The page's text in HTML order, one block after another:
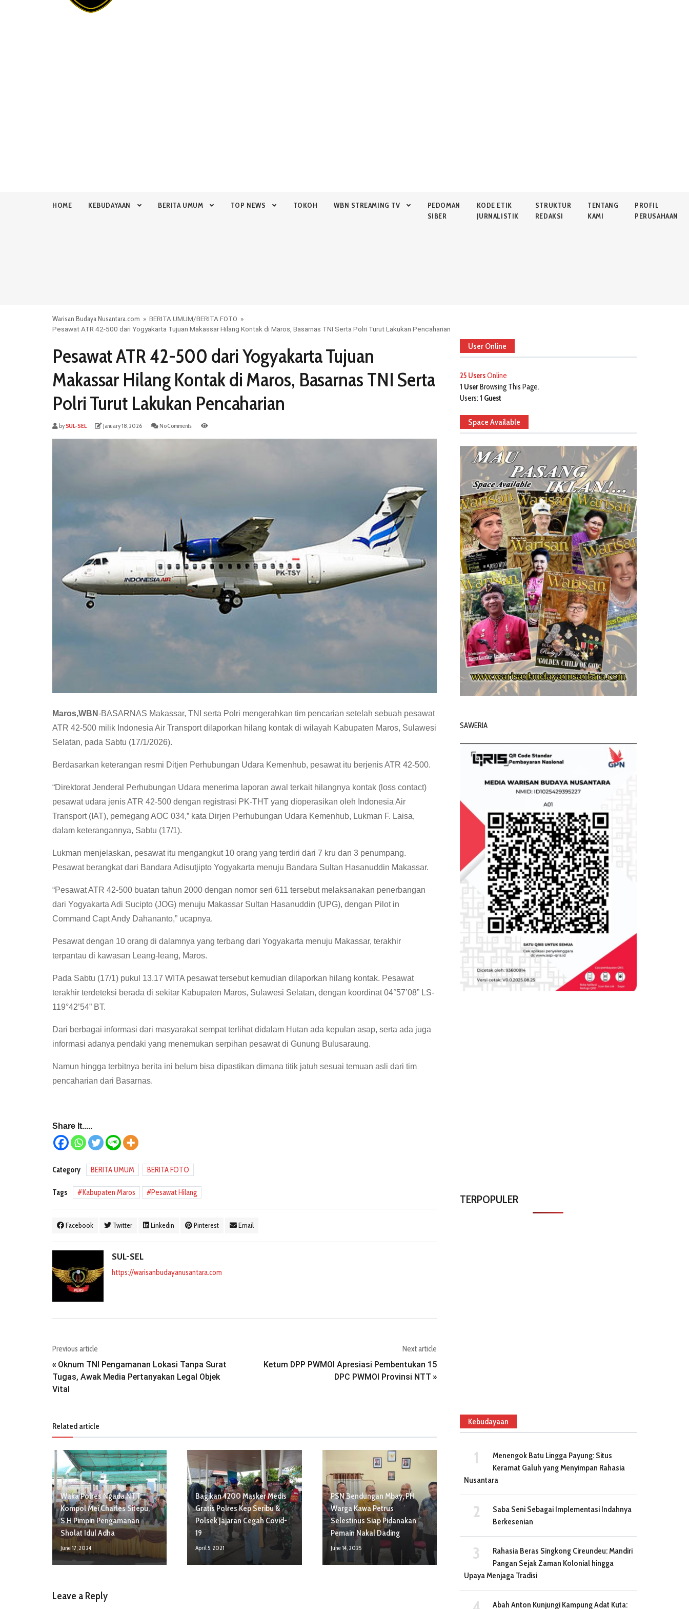
HOME KEBUDAYAAN BERITA UMUM TOP NEWS TOKOH WBN STREAMING TV
PEDOMAN
SIBER
KODE ETIK
JURNALISTIK
STRUKTUR
REDAKSI
TENTANG
KAMI
PROFIL
PERUSAHAAN
Warisan Budaya Nusantara.com » BERITA UMUM/BERITA FOTO »
Pesawat ATR 42-500 dari Yogyakarta Tujuan Makassar Hilang Kontak di Maros, Basarnas TNI Serta Polri Turut Lakukan Pencaharian
Pesawat ATR 42-500 dari Yogyakarta Tujuan
Makassar Hilang Kontak di Maros, Basarnas TNI Serta
Polri Turut Lakukan Pencaharian
bySUL-SEL January 18, 2026 No Comments
Maros,WBN-BASARNAS Makassar, TNI serta Polri mengerahkan tim pencarian setelah sebuah pesawat
ATR 42-500 milik Indonesia Air Transport dilaporkan hilang kontak di wilayah Kabupaten Maros, Sulawesi
Selatan, pada Sabtu (17/1/2026).
Berdasarkan keterangan resmi Ditjen Perhubungan Udara Kemenhub, pesawat itu berjenis ATR 42-500.
“Direktorat Jenderal Perhubungan Udara menerima laporan awal terkait hilangnya kontak (loss contact)
pesawat udara jenis ATR 42-500 dengan registrasi PK-THT yang dioperasikan oleh Indonesia Air
Transport (IAT), pemegang AOC 034,” kata Dirjen Perhubungan Udara Kemenhub, Lukman F. Laisa,
dalam keterangannya, Sabtu (17/1).
Lukman menjelaskan, pesawat itu mengangkut 10 orang yang terdiri dari 7 kru dan 3 penumpang.
Pesawat berangkat dari Bandara Adisutjipto Yogyakarta menuju Bandara Sultan Hasanuddin Makassar.
“Pesawat ATR 42-500 buatan tahun 2000 dengan nomor seri 611 tersebut melaksanakan penerbangan
dari Yogyakarta Adi Sucipto (JOG) menuju Makassar Sultan Hasanuddin (UPG), dengan Pilot in
Command Capt Andy Dahananto,” ucapnya.
Pesawat dengan 10 orang di dalamnya yang terbang dari Yogyakarta menuju Makassar, terakhir
terpantau di kawasan Leang-leang, Maros.
Pada Sabtu (17/1) pukul 13.17 WITA pesawat tersebut kemudian dilaporkan hilang kontak. Pesawat
terakhir terdeteksi berada di sekitar Kabupaten Maros, Sulawesi Selatan, dengan koordinat 04°57’08” LS-
119°42’54” BT.
Dari berbagai informasi dari masyarakat sempat terlihat didalam Hutan ada kepulan asap, serta ada juga
informasi adanya pendaki yang menemukan serpihan pesawat di Gunung Bulusaraung.
Namun hingga terbitnya berita ini belum bisa dipastikan dimana titik jatuh sesuai temuan asli dari tim
pencaharian dari Basarnas.
Share It.....
Category BERITA UMUM BERITA FOTO
Tags Kabupaten Maros Pesawat Hilang
Facebook Twitter Linkedin Pinterest Email
SUL-SEL
https://warisanbudayanusantara.com
Previous article
« Oknum TNI Pengamanan Lokasi Tanpa Surat
Tugas, Awak Media Pertanyakan Legal Objek
Vital
Next article
Ketum DPP PWMOI Apresiasi Pembentukan 15
DPC PWMOI Provinsi NTT »
Related article
Waka Polres Ngada NTT,
Kompol Mei Charles Sitepu,
S.H Pimpin Pengamanan
Sholat Idul Adha
June 17, 2024
Bagikan 4200 Masker Medis
Gratis Polres Kep Seribu &
Polsek Jajaran Cegah Covid-
19
April 5, 2021
PSN Bendungan Mbay, PH
Warga Kawa Petrus
Selestinus Siap Pidanakan
Pemain Nakal Dading
June 14, 2025
Viral..! Pekerja SPPG MBG di
Gowa Dipecat Secara
Diskriminasi Hingga Dapat
February 15, 2026
Kepala UPTD SPNF SKB
May 22, 2023
Leave a Reply
User Online
25 UsersOnline
1 UserBrowsing This Page.
Users: 1 Guest
Space Available
SAWERIA
TERPOPULER
Kebudayaan
Menengok Batu Lingga Payung: Situs
Keramat Galuh yang Menyimpan Rahasia
Nusantara
Saba Seni Sebagai Implementasi Indahnya
Berkesenian
Rahasia Beras Singkong Cireundeu: Mandiri
Pangan Sejak Zaman Kolonial hingga
Upaya Menjaga Tradisi
Abah Anton Kunjungi Kampung Adat Kuta: